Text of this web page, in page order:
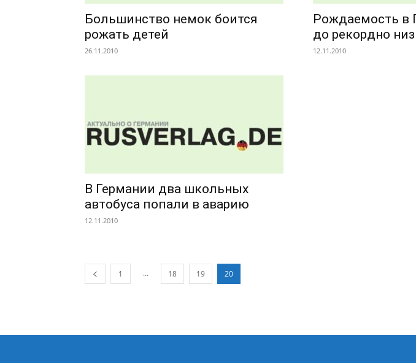
Большинство немок боится
рожать детей
26.11.2010
Рождаемость в
до рекордно
12.11.2010
В Германии два школьных
автобуса попали в аварию
12.11.2010
1 ... 18 19 20